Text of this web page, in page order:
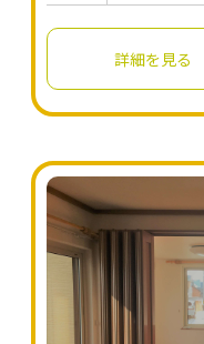
詳細を見る